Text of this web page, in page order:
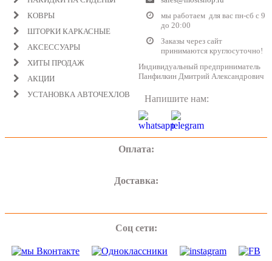
КОВРЫ
ШТОРКИ КАРКАСНЫЕ
АКСЕССУАРЫ
ХИТЫ ПРОДАЖ
АКЦИИ
УСТАНОВКА АВТОЧЕХЛОВ
мы работаем для вас пн-сб с 9
до 20:00
Заказы через сайт
принимаются круглосуточно!
Индивидуальный предприниматель
Панфилкин Дмитрий Александрович
Напишите нам:
Оплата:
Доставка:
Соц сети: